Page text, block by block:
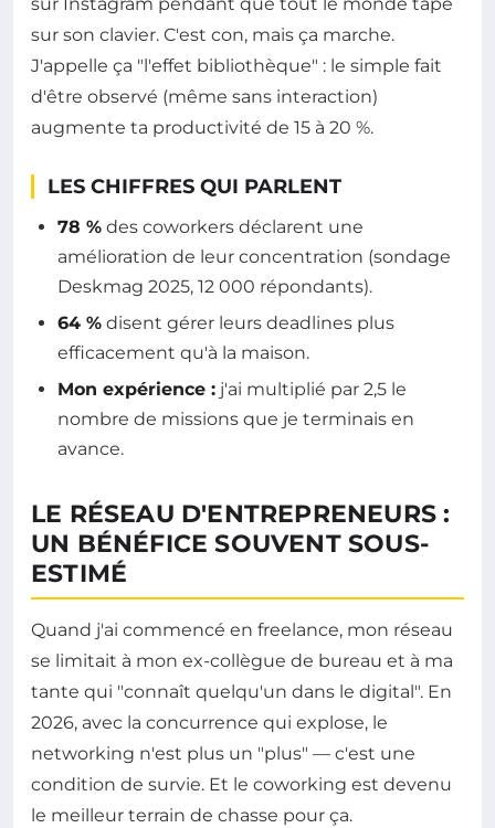
sur son clavier. C'est con, mais ça marche.
J'appelle ça "l'effet bibliothèque" : le simple fait
d'être observé (même sans interaction)
augmente ta productivité de 15 à 20 %.
LES CHIFFRES QUI PARLENT
78 % des coworkers déclarent une
amélioration de leur concentration (sondage
Deskmag 2025, 12 000 répondants).
64 % disent gérer leurs deadlines plus
efficacement qu'à la maison.
Mon expérience : j'ai multiplié par 2,5 le
nombre de missions que je terminais en
avance.
LE RÉSEAU D'ENTREPRENEURS :
UN BÉNÉFICE SOUVENT SOUS-
ESTIMÉ
Quand j'ai commencé en freelance, mon réseau
se limitait à mon ex-collègue de bureau et à ma
tante qui "connaît quelqu'un dans le digital". En
2026, avec la concurrence qui explose, le
networking n'est plus un "plus" — c'est une
condition de survie. Et le coworking est devenu
le meilleur terrain de chasse pour ça.